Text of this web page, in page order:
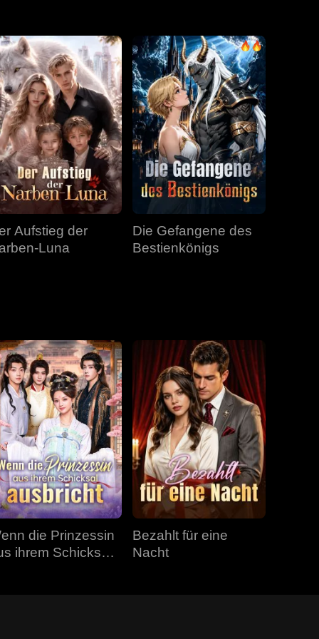
Folge 34 Folge 35 Folge 36
Folge 37 Folge 38 Folge 39
Folge 40
Aufstieg der
Luna
Die Gefangene des
Bestienkönigs
die Prinzessin
ihrem Schicksal
Bezahlt für eine
Nacht